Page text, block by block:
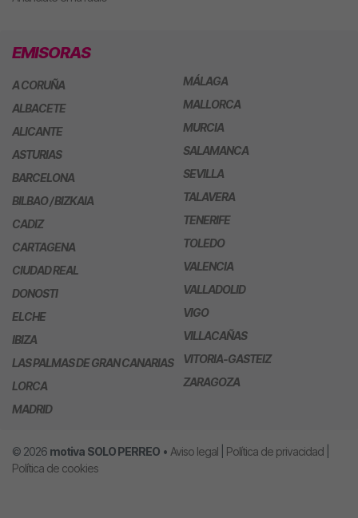
EMISORAS
A CORUÑA
ALBACETE
ALICANTE
ASTURIAS
BARCELONA
BILBAO / BIZKAIA
CADIZ
CARTAGENA
CIUDAD REAL
DONOSTI
ELCHE
IBIZA
LAS PALMAS DE GRAN CANARIAS
LORCA
MADRID
MÁLAGA
MALLORCA
MURCIA
SALAMANCA
SEVILLA
TALAVERA
TENERIFE
TOLEDO
VALENCIA
VALLADOLID
VIGO
VILLACAÑAS
VITORIA-GASTEIZ
ZARAGOZA
© 2026 motiva SOLO PERREO • Aviso legal Política de privacidad
Política de cookies